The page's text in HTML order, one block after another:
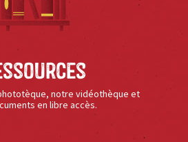
notre vidéothèque et
en libre accès.